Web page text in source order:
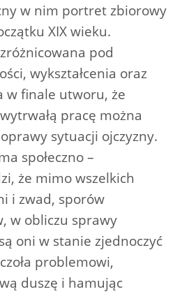
w nim portret zbiorowy
XIX wieku.
pod
wykształcenia oraz
w finale utworu, że
pracę można
sytuacji ojczyzny.
społeczno –
że mimo wszelkich
i zwad, sporów
w obliczu sprawy
oni w stanie zjednoczyć
problemowi,
duszę i hamując